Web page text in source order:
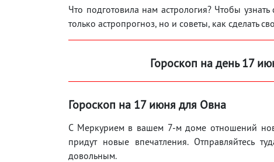
Что подготовила нам астрология? Чтобы
только астропрогноз, но и советы, как сделать
Гороскоп на день 17
Гороскоп на 17июня для Овна
С Меркурием в вашем 7-м доме отношений
придут новые впечатления. Отправляйтесь
довольным.